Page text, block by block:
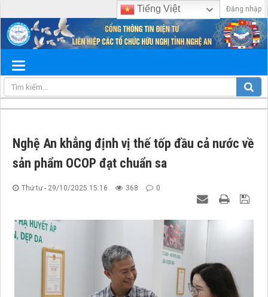
Đăng nhập
Tiếng Việt
Nghệ An khẳng định vị thế tốp đầu cả nước về
sản phẩm OCOP đạt chuẩn sa
Thứ tư - 29/10/2025 15:16 368 0